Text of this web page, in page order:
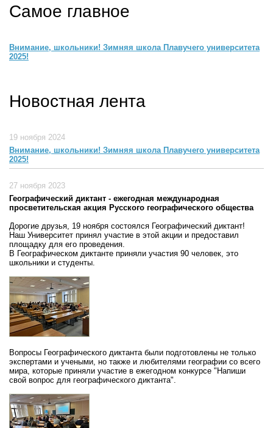
Самое главное
Внимание, школьники! Зимняя школа Плавучего университета
2025!
Новостная лента
19 ноября 2024
Внимание, школьники! Зимняя школа Плавучего университета
2025!
27 ноября 2023
Географический диктант - ежегодная международная
просветительская акция Русского географического общества
Дорогие друзья, 19 ноября состоялся Географический диктант!
Наш Университет принял участие в этой акции и предоставил
площадку для его проведения.
В Географическом диктанте приняли участия 90 человек, это
школьники и студенты.
Вопросы Географического диктанта были подготовлены не только
экспертами и учеными, но также и любителями географии со всего
мира, которые приняли участие в ежегодном конкурсе "Напиши
свой вопрос для географического диктанта".